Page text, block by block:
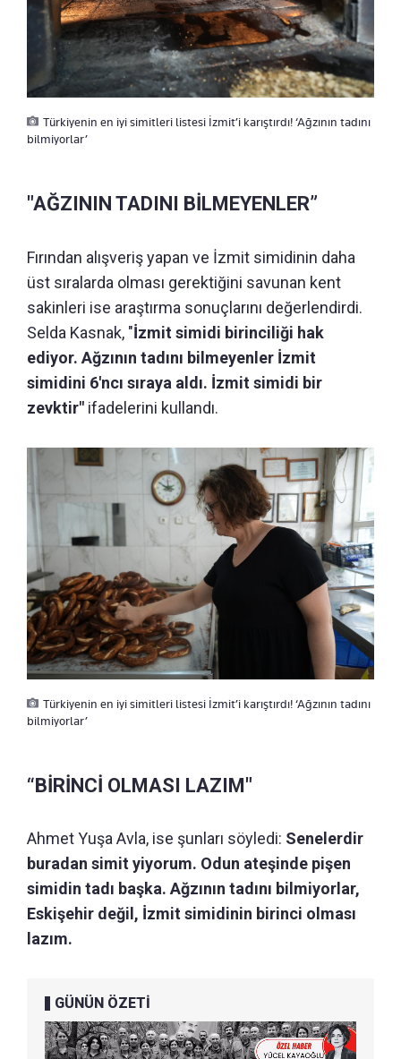
Türkiyenin en iyi simitleri listesi İzmit’i karıştırdı! ‘Ağzının tadını
bilmiyorlar’
"AĞZININ TADINI BİLMEYENLER”
Fırından alışveriş yapan ve İzmit simidinin daha
üst sıralarda olması gerektiğini savunan kent
sakinleri ise araştırma sonuçlarını değerlendirdi.
Selda Kasnak, "İzmit simidi birinciliği hak
ediyor. Ağzının tadını bilmeyenler İzmit
simidini 6'ncı sıraya aldı. İzmit simidi bir
zevktir" ifadelerini kullandı.
Türkiyenin en iyi simitleri listesi İzmit’i karıştırdı! ‘Ağzının tadını
bilmiyorlar’
“BİRİNCİ OLMASI LAZIM"
Ahmet Yuşa Avla, ise şunları söyledi: Senelerdir
buradan simit yiyorum. Odun ateşinde pişen
simidin tadı başka. Ağzının tadını bilmiyorlar,
Eskişehir değil, İzmit simidinin birinci olması
lazım.
GÜNÜN ÖZETİ